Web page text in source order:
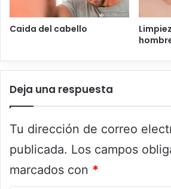
Caida del cabello
Deja una respuesta
Tu dirección de correo
publicada. Los campos
marcados con *